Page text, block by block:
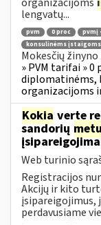
lengvatų...
pvm 0 proc pvmį
konsulinėms įstaigoms
Mokesčių
» PVM tarifai » 0
diplomatinėms,
organizacijoms
Kokia verte
sandorių metu
Web turinio
Registracijos
Akcijų ir kito
įsipareigojimus,
perdavusiame